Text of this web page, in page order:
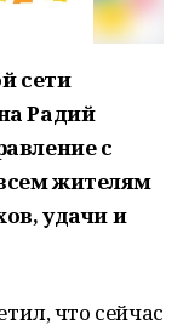
сети
Радий
с
жителям
удачи и
что сейчас